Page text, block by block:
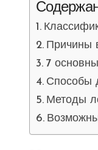
Причины
7
Способы
Методы